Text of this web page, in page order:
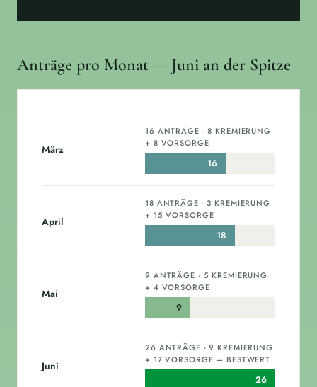
Anträge pro Monat — Juni an der Spitze
März
16 ANTRÄGE · 8 KREMIERUNG
+ 8 VORSORGE
16
April
18 ANTRÄGE · 3 KREMIERUNG
+ 15 VORSORGE
18
Mai
9 ANTRÄGE · 5 KREMIERUNG
+ 4 VORSORGE
9
Juni
26 ANTRÄGE · 9 KREMIERUNG
+ 17 VORSORGE — BESTWERT
26